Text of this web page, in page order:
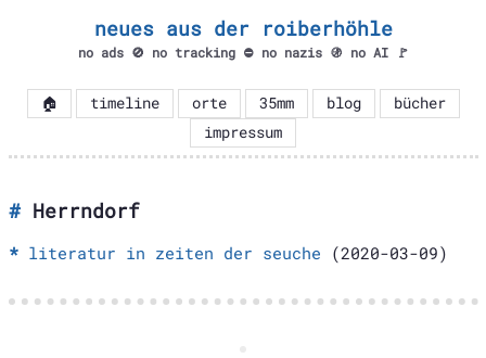
neues aus der roiberhöhle
no ads 🚫 no tracking ⛔ no nazis 🚯 no AI 🚩
🏠 timeline orte 35mm blog
bücher
impressum
Herrndorf
literatur in zeiten der seuche (2020-03-09)